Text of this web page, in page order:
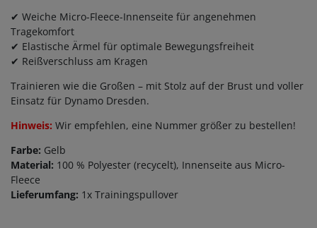
✔ Weiche Micro-Fleece-Innenseite für angenehmen
Tragekomfort
✔ Elastische Ärmel für optimale Bewegungsfreiheit
✔ Reißverschluss am Kragen
Trainieren wie die Großen – mit Stolz auf der Brust und voller
Einsatz für Dynamo Dresden.
Hinweis: Wir empfehlen, eine Nummer größer zu bestellen!
Farbe: Gelb
Material: 100 % Polyester (recycelt), Innenseite aus Micro-
Fleece
Lieferumfang: 1x Trainingspullover